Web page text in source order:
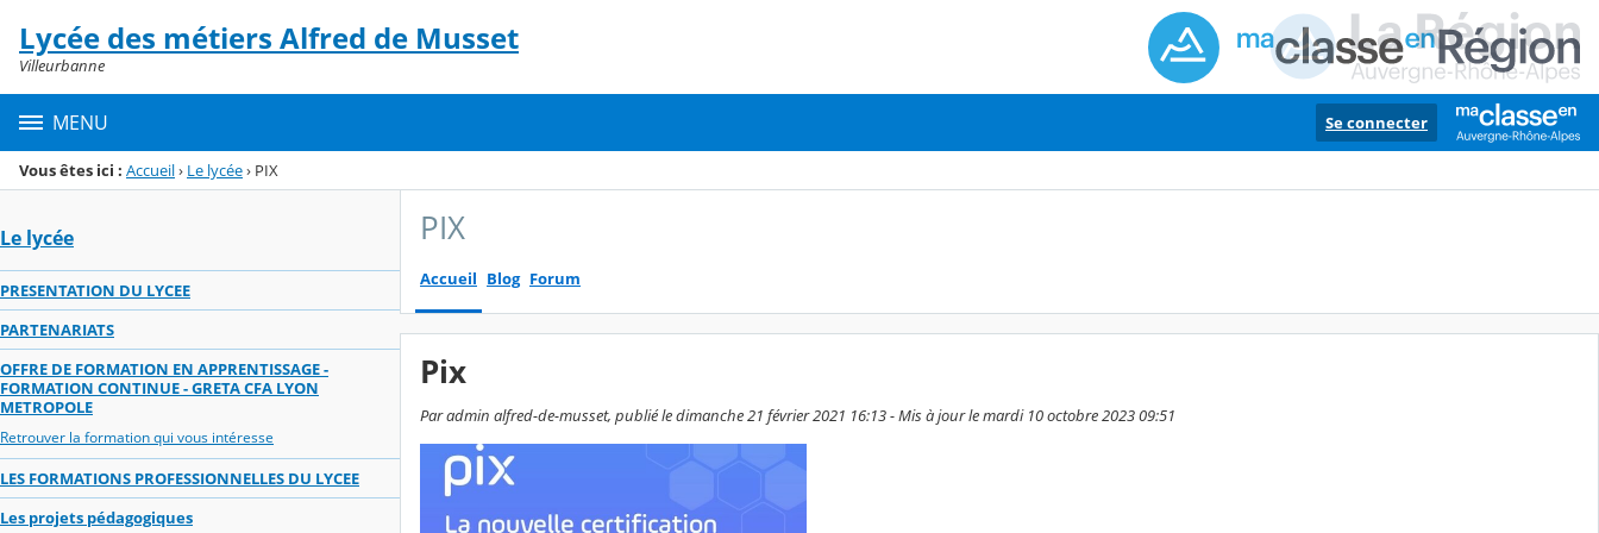
Menu de la rubrique
Contenu
Lycée des métiers Alfred de Musset
Villeurbanne
MENU Se connecter
Vous êtes ici : Accueil› Le lycée› PIX
Le lycée
PRESENTATION DU LYCEE
PARTENARIATS
OFFRE DE FORMATION EN APPRENTISSAGE -
FORMATION CONTINUE - GRETA CFA LYON
METROPOLE
Retrouver la formation qui vous intéresse
LES FORMATIONS PROFESSIONNELLES DU LYCEE
Les projets pédagogiques
PIX
Accueil Blog Forum
Pix
Par admin alfred-de-musset, publié le dimanche 21 février 2021 16:13 - Mis à jour le mardi 10 octobre 2023 09:51